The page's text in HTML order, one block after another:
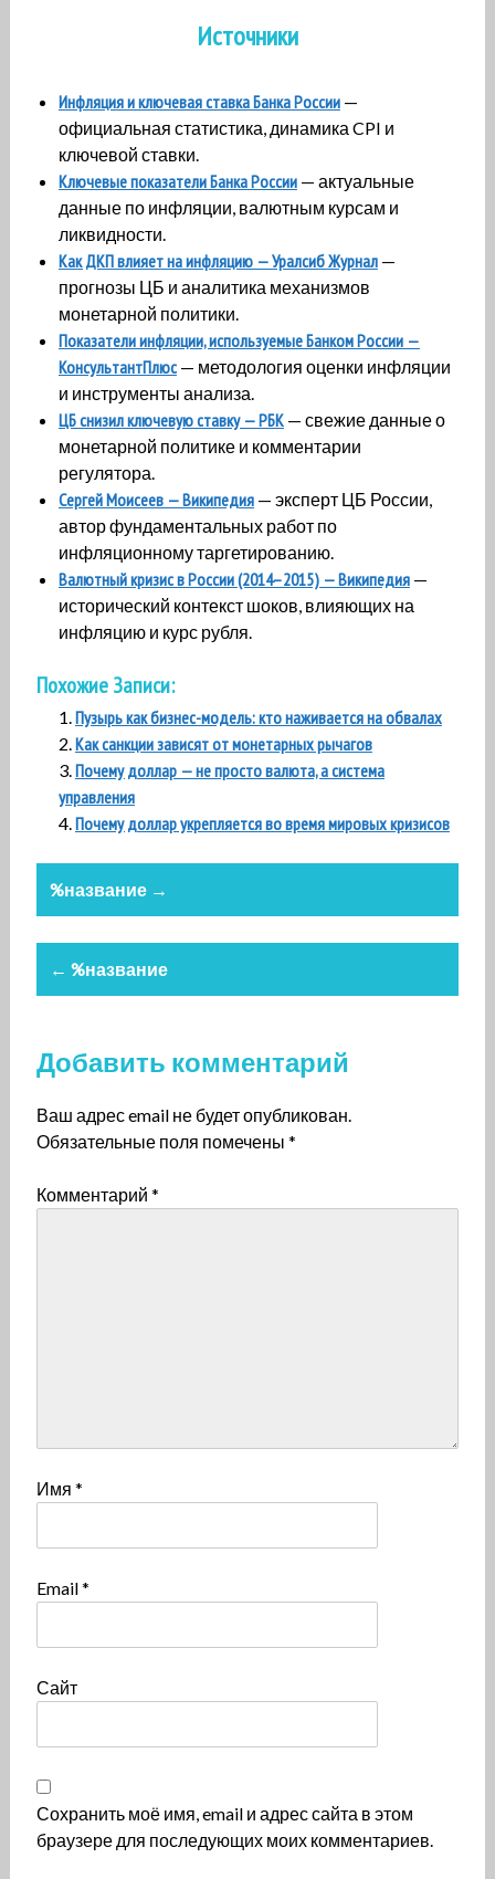
Источники
Инфляция и ключевая ставка Банка России—
официальная статистика, динамика CPI и
ключевой ставки.
Ключевые показатели Банка России— актуальные
данные по инфляции, валютным курсам и
ликвидности.
Как ДКП влияет на инфляцию — Уралсиб Журнал—
прогнозы ЦБ и аналитика механизмов
монетарной политики.
Показатели инфляции, используемые Банком России —
КонсультантПлюс— методология оценки инфляции
и инструменты анализа.
ЦБ снизил ключевую ставку — РБК— свежие данные о
монетарной политике и комментарии
регулятора.
Сергей Моисеев — Википедия— эксперт ЦБ России,
автор фундаментальных работ по
инфляционному таргетированию.
Валютный кризис в России (2014–2015) — Википедия—
исторический контекст шоков, влияющих на
инфляцию и курс рубля.
Похожие Записи:
Пузырь как бизнес-модель: кто наживается на обвалах
Как санкции зависят от монетарных рычагов
Почему доллар — не просто валюта, а система
управления
Почему доллар укрепляется во время мировых кризисов
Навигация
записи
%название →
← %название
Добавить комментарий
Ваш адрес email не будет опубликован.
Обязательные поля помечены *
Комментарий *
Имя *
Email*
Сайт
Сохранить моё имя, email и адрес сайта в этом
браузере для последующих моих комментариев.